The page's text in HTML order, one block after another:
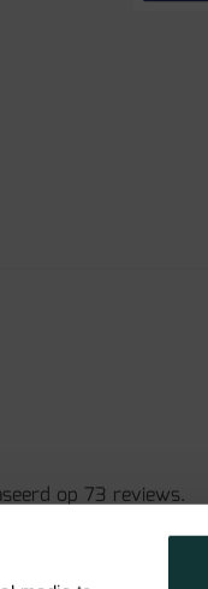
op 73 reviews.